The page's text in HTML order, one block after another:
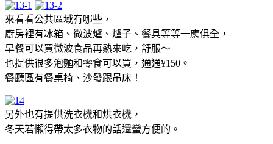
來看看公共區域有哪些，
廚房裡有冰箱、微波爐、爐子、餐具等等一應俱全，
早餐可以買微波食品再熱來吃，舒服～
也提供很多泡麵和零食可以買，通通¥150。
餐廳區有餐桌椅、沙發跟吊床！
另外也有提供洗衣機和烘衣機，
冬天若懶得帶太多衣物的話還蠻方便的。